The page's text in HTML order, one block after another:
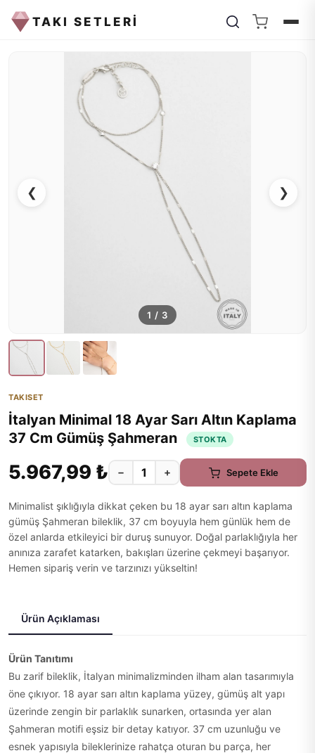
TAKI SETLERİ
❮ ❯
1 / 3
TAKISET
İtalyan Minimal 18 Ayar Sarı Altın Kaplama
37 Cm Gümüş Şahmeran
STOKTA
5.967,99 ₺ − + Sepete Ekle
Minimalist şıklığıyla dikkat çeken bu 18 ayar sarı altın kaplama
gümüş Şahmeran bileklik, 37 cm boyuyla hem günlük hem de
özel anlarda etkileyici bir duruş sunuyor. Doğal parlaklığıyla her
anınıza zarafet katarken, bakışları üzerine çekmeyi başarıyor.
Hemen sipariş verin ve tarzınızı yükseltin!
Ürün Açıklaması
Ürün Tanıtımı
Bu zarif bileklik, İtalyan minimalizminden ilham alan tasarımıyla
öne çıkıyor. 18 ayar sarı altın kaplama yüzey, gümüş alt yapı
üzerinde zengin bir parlaklık sunarken, ortasında yer alan
Şahmeran motifi eşsiz bir detay katıyor. 37 cm uzunluğu ve
esnek yapısıyla bileklerinize rahatça oturan bu parça, her